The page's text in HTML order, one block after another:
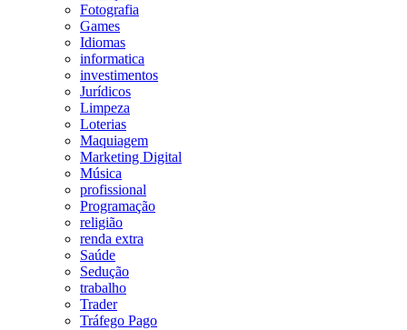
Fotografia
Games
Idiomas
informatica
investimentos
Jurídicos
Limpeza
Loterias
Maquiagem
Marketing Digital
Música
profissional
Programação
religião
renda extra
Saúde
Sedução
trabalho
Trader
Tráfego Pago